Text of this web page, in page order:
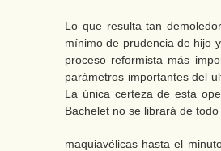
Lo que resulta tan
mínimo de prudencia de hijo
proceso reformista más
parámetros importantes del
La única certeza de esta
Bachelet no se librará de
maquiavélicas hasta el